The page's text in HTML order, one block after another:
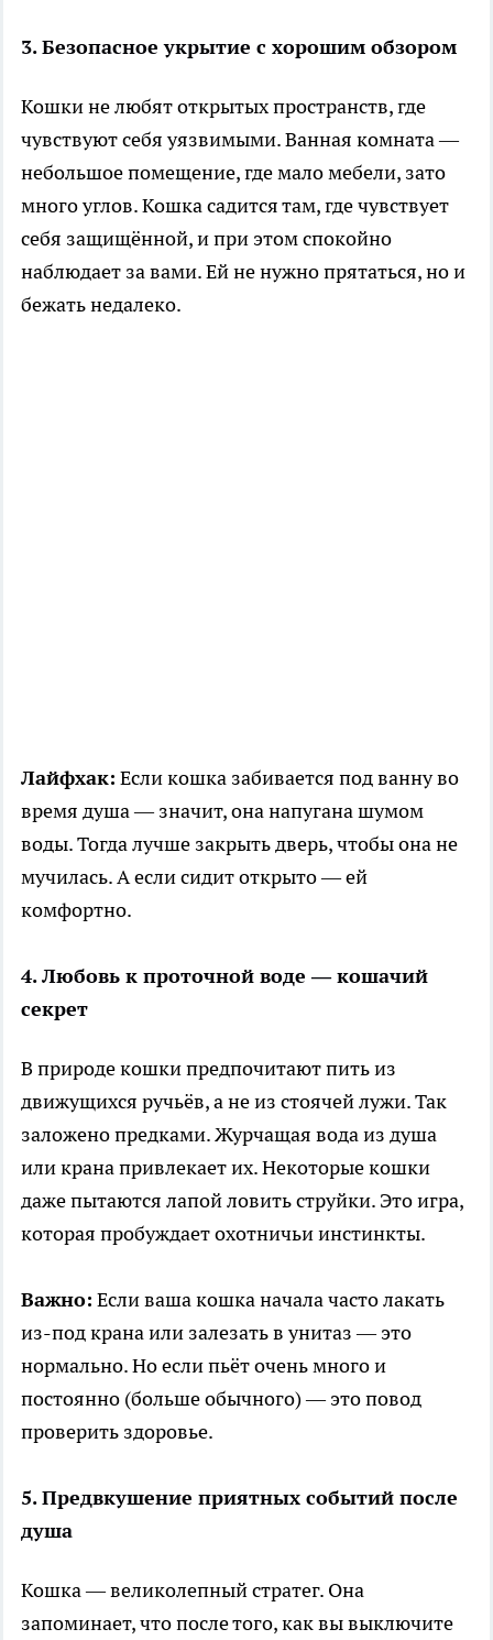
3. Безопасное укрытие с хорошим обзором
Кошки не любят открытых пространств, где
чувствуют себя уязвимыми. Ванная комната —
небольшое помещение, где мало мебели, зато
много углов. Кошка садится там, где чувствует
себя защищённой, и при этом спокойно
наблюдает за вами. Ей не нужно прятаться, но и
бежать недалеко.
Лайфхак: Если кошка забивается под ванну во
время душа — значит, она напугана шумом
воды. Тогда лучше закрыть дверь, чтобы она не
мучилась. А если сидит открыто — ей
комфортно.
4. Любовь к проточной воде — кошачий
секрет
В природе кошки предпочитают пить из
движущихся ручьёв, а не из стоячей лужи. Так
заложено предками. Журчащая вода из душа
или крана привлекает их. Некоторые кошки
даже пытаются лапой ловить струйки. Это игра,
которая пробуждает охотничьи инстинкты.
Важно: Если ваша кошка начала часто лакать
из-под крана или залезать в унитаз — это
нормально. Но если пьёт очень много и
постоянно (больше обычного) — это повод
проверить здоровье.
5. Предвкушение приятных событий после
душа
Кошка — великолепный стратег. Она
запоминает, что после того, как вы выключите